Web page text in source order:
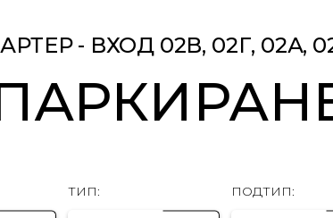
- ВХОД 02В, 02Г, 02А,
ТИП: ПОДТИП: